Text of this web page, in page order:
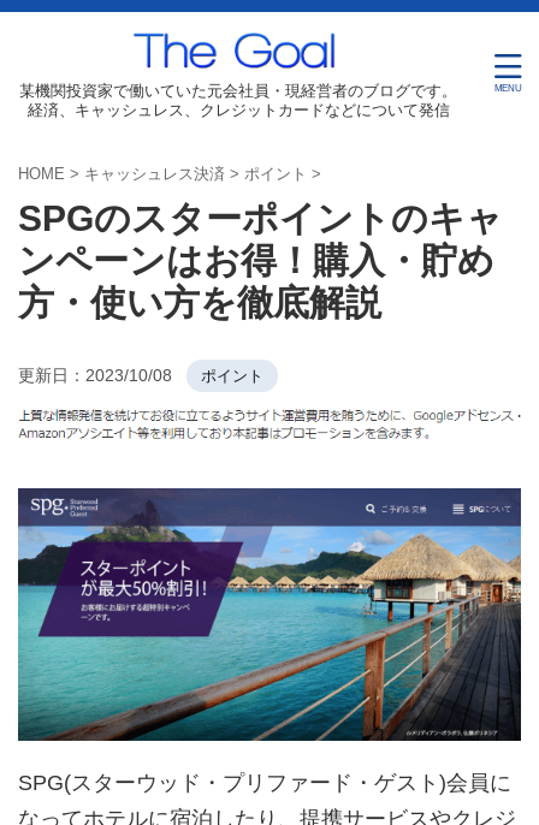
某機関投資家で働いていた元会社員・現経営者のブログです。
経済、キャッシュレス、クレジットカードなどについて発信
HOME > キャッシュレス決済 > ポイント >
SPGのスターポイントのキャ
ンペーンはお得！購入・貯め
方・使い方を徹底解説
更新日： 2023/10/08 ポイント
SPG(スターウッド・プリファード・ゲスト)会員に
なってホテルに宿泊したり、提携サービスやクレジ